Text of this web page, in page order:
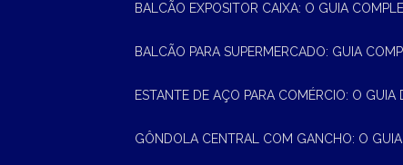
BALCÃO EXPOSITOR CAIXA: O GUIA
BALCÃO PARA SUPERMERCADO: GUIA
ESTANTE DE AÇO PARA COMÉRCIO: O
GÔNDOLA CENTRAL COM GANCHO: O